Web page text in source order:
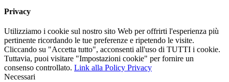
Privacy
Utilizziamo i cookie sul nostro sito Web per offrirti l'esperienza più
pertinente ricordando le tue preferenze e ripetendo le visite.
Cliccando su "Accetta tutto", acconsenti all'uso di TUTTI i cookie.
Tuttavia, puoi visitare "Impostazioni cookie" per fornire un
consenso controllato. Link alla Policy Privacy
Necessari